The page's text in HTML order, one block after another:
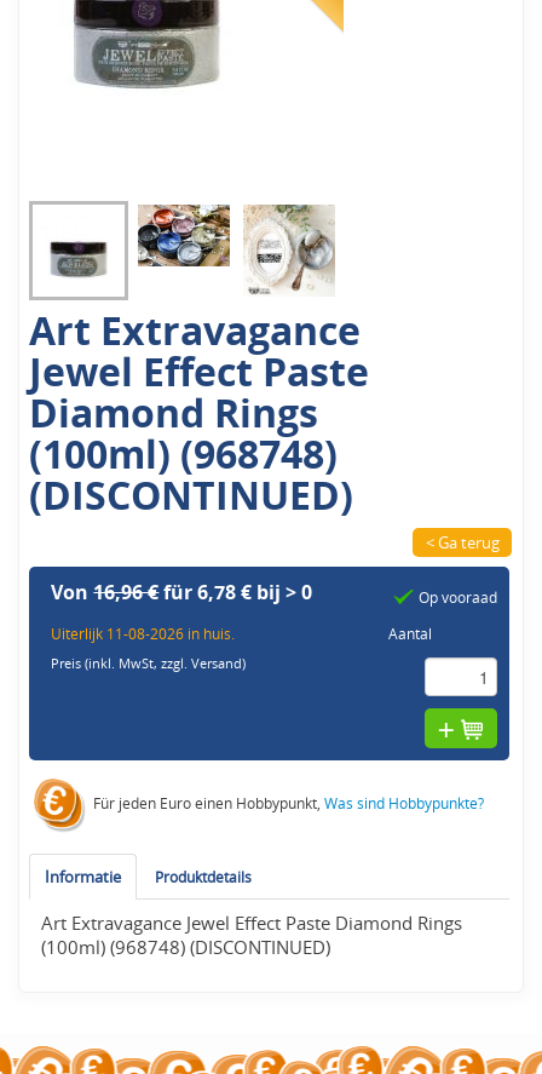
Art Extravagance
Jewel Effect Paste
Diamond Rings
(100ml) (968748)
(DISCONTINUED)
< Ga terug
Von16,96 €für 6,78 € bij > 0
Uiterlijk 11-08-2026 in huis.
Preis (inkl. MwSt,zzgl. Versand)
Op vooraad
Aantal
Für jeden Euro einen Hobbypunkt,Was sind Hobbypunkte?
Informatie Produktdetails
Art Extravagance Jewel Effect Paste Diamond Rings
(100ml) (968748) (DISCONTINUED)